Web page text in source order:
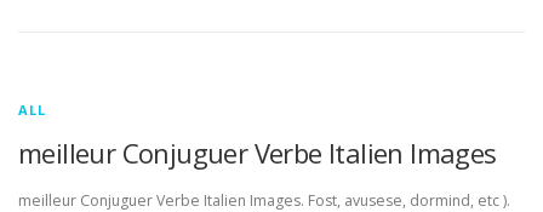
ALL
meilleur Conjuguer Verbe Italien Images
meilleur Conjuguer Verbe Italien Images. Fost, avusese, dormind, etc ).